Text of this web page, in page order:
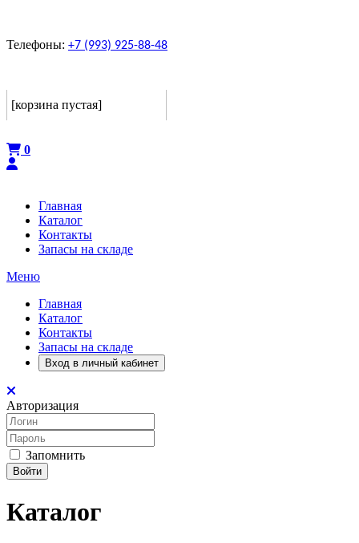
Телефоны: +7 (993) 925-88-48
[корзина пустая]
0
Главная
Каталог
Контакты
Запасы на складе
Меню
Главная
Каталог
Контакты
Запасы на складе
Вход в личный кабинет
Авторизация
Запомнить
Войти
Каталог